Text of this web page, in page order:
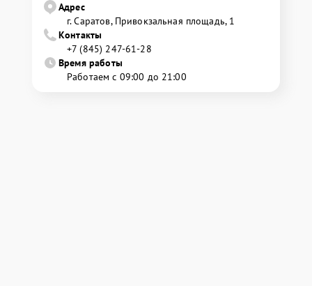
Адрес
г. Саратов, Привокзальная площадь, 1
Контакты
+7 (845) 247-61-28
Время работы
Работаем с 09:00 до 21:00